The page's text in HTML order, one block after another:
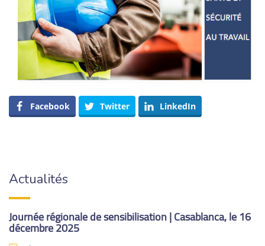
Facebook Twitter LinkedIn
Actualités
Journée régionale de sensibilisation | Casablanca, le 16
décembre 2025